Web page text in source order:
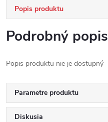
Popis produktu
Podrobný popis
Popis produktu nie je dostupný
Parametre produktu
Diskusia